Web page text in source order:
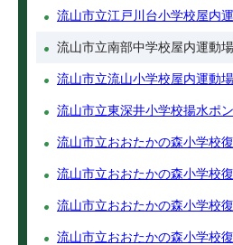
流山市立江戸川台小学校屋内
流山市立南部中学校屋内運動
流山市立流山小学校屋内運動
流山市立東深井小学校揚水ポ
流山市立おおたかの森小学校
流山市立おおたかの森小学校
流山市立おおたかの森小学校
流山市立おおたかの森小学校